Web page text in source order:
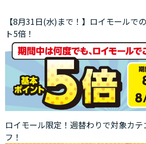
【8月31日(水)まで！】ロイモールで
ト5倍！
ロイモール限定！週替わりで対象カ
フ！